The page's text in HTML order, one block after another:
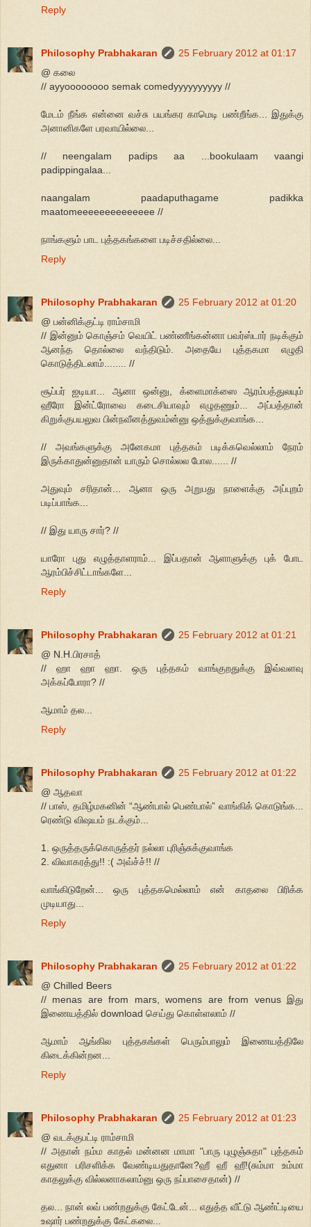
Reply
Philosophy Prabhakaran
25 February 2012 at 01:17
@ கலை
// ayyoooooooo semak comedyyyyyyyyyy //
மேடம் நீங்க என்னை வச்சு பயங்கர காமெடி பண்றீங்க... இதுக்கு
அனானிகளே பரவாயில்லை...
// neengalam padips aa ...bookulaam vaangi
padippingalaa...
naangalam paadaputhagame padikka
maatomeeeeeeeeeeeeee //
நாங்களும் பாட புத்தகங்களை படிச்சதில்லை...
Reply
Philosophy Prabhakaran
25 February 2012 at 01:20
@ பன்னிக்குட்டி ராம்சாமி
// இன்னும் கொஞ்சம் வெயிட் பண்ணீங்கன்னா பவர்ஸ்டார் நடிக்கும்
ஆனந்த தொல்லை வந்திடும். அதையே புத்தகமா எழுதி
கொடுத்திடலாம்........ //
சூப்பர் ஐடியா... ஆனா ஒன்னு, க்ளைமாக்ஸை ஆரம்பத்துலயும்
ஹீரோ இன்ட்ரோவை கடைசியாவும் எழுதணும்... அப்பத்தான்
கிறுக்குபயலுவ பின்நவீனத்துவம்ன்னு ஒத்துக்குவாங்க...
// அவங்களுக்கு அனேகமா புத்தகம் படிக்கவெல்லாம் நேரம்
இருக்காதுன்னுதான் யாரும் சொல்லல போல...... //
அதுவும் சரிதான்... ஆனா ஒரு அறுபது நாளைக்கு அப்புறம்
படிப்பாங்க...
// இது யாரு சார்? //
யாரோ புது எழுத்தாளராம்... இப்பதான் ஆளாளுக்கு புக் போட
ஆரம்பிச்சிட்டாங்களே...
Reply
Philosophy Prabhakaran
25 February 2012 at 01:21
@ N.H.பிரசாத்
// ஹா ஹா ஹா. ஒரு புத்தகம் வாங்குறதுக்கு இவ்வளவு
அக்கப்போரா? //
ஆமாம் தல...
Reply
Philosophy Prabhakaran
25 February 2012 at 01:22
@ ஆதவா
// பாஸ், தமிழ்மகனின் “ஆண்பால் பெண்பால்” வாங்கிக் கொடுங்க...
ரெண்டு விஷயம் நடக்கும்...
1. ஒருத்தருக்கொருத்தர் நல்லா புரிஞ்சுக்குவாங்க
2. விவாகரத்து!! :( அவ்ச்ச்!! //
வாங்கிடுறேன்... ஒரு புத்தகமெல்லாம் என் காதலை பிரிக்க
முடியாது...
Reply
Philosophy Prabhakaran
25 February 2012 at 01:22
@ Chilled Beers
// menas are from mars, womens are from venus இது
இணையத்தில் download செய்து கொள்ளலாம் //
ஆமாம் ஆங்கில புத்தகங்கள் பெரும்பாலும் இணையத்திலே
கிடைக்கின்றன...
Reply
Philosophy Prabhakaran
25 February 2012 at 01:23
@ வடக்குபட்டி ராம்சாமி
// அதான் நம்ம காதல் மன்னன மாமா "பாரு புழுஞ்சுதா" புத்தகம்
எதுனா பரிசளிக்க வேண்டியதுதானே?ஹீ ஹீ ஹீ!(சும்மா உம்மா
காதலுக்கு வில்லனாகலாம்னு ஒரு நப்பாசைதான்) //
தல... நான் லவ் பண்றதுக்கு கேட்டேன்... எதுத்த வீட்டு ஆண்ட்டியை
உஷார் பண்றதுக்கு கேட்கலை...